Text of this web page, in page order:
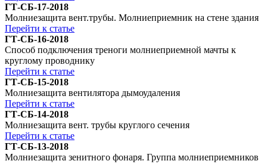
ГТ-СБ-17-2018
Молниезащита вент.трубы. Молниеприемник на стене здания
Перейти к статье
ГТ-СБ-16-2018
Способ подключения треноги молниеприемной мачты к
круглому проводнику
Перейти к статье
ГТ-СБ-15-2018
Молниезащита вентилятора дымоудаления
Перейти к статье
ГТ-СБ-14-2018
Молниезащита вент. трубы круглого сечения
Перейти к статье
ГТ-СБ-13-2018
Молниезащита зенитного фонаря. Группа молниеприемников